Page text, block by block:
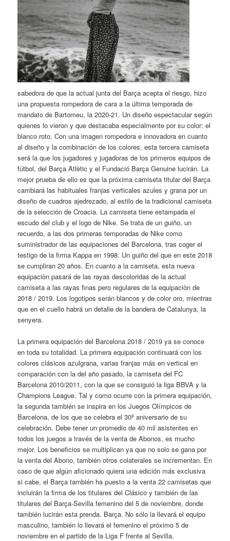
sabedora de que la actual junta del Barça acepta el riesgo, hizo
una propuesta rompedora de cara a la última temporada de
mandato de Bartomeu, la 2020-21. Un diseño espectacular según
quienes lo vieron y que destacaba especialmente por su color: el
blanco roto. Con una imagen rompedora e innovadora en cuanto
al diseño y la combinación de los colores, esta tercera camiseta
será la que los jugadores y jugadoras de los primeros equipos de
fútbol, del Barça Atlètic y el Fundació Barça Genuine lucirán. La
mejor prueba de ello es que la próxima camiseta titular del Barça
cambiará las habituales franjas verticales azules y grana por un
diseño de cuadros ajedrezado, al estilo de la tradicional camiseta
de la selección de Croacia. La camiseta tiene estampada el
escudo del club y el logo de Nike. Se trata de un guiño, un
recuerdo, a las dos primeras temporadas de Nike como
suministrador de las equipaciones del Barcelona, tras coger el
testigo de la firma Kappa en 1998. Un guiño del que en este 2018
se cumpliran 20 años. En cuanto a la camiseta, esta nueva
equipaciòn pasará de las rayas descoloridas de la actual
camiseta a las rayas finas pero regulares de la equipaciòn de
2018 / 2019. Los logotipos serán blancos y de color oro, mientras
que en el cuello habrá un detalle de la bandera de Catalunya, la
senyera.
La primera equipación del Barcelona 2018 / 2019 ya se conoce
en toda su totalidad. La primera equipación continuará con los
colores clásicos azulgrana, varias franjas más en vertical en
comparación con la del año pasado, la camiseta del FC
Barcelona 2010/2011, con la que se consiguió la liga BBVA y la
Champions League. Tal y como ocurre con la primera equipación,
la segunda también se inspira en los Juegos Olímpicos de
Barcelona, de los que se celebra el 30º aniversario de su
celebración. Debe tener un promedio de 40 mil asistentes en
todos los juegos a través de la venta de Abonos, es mucho
mejor. Los beneficios se multiplican ya que no solo se gana por
la venta del Abono, también otros colaterales se incrementan. En
caso de que algún aficionado quiera una edición más exclusiva
si cabe, el Barça también ha puesto a la venta 22 camisetas que
incluirán la firma de los titulares del Clásico y también de las
titulares del Barça-Sevilla femenino del 5 de noviembre, donde
también lucirán esta prenda. Barça. No sólo la llevará el equipo
masculino, también lo llevará el femenino el próximo 5 de
noviembre en el partido de la Liga F frente al Sevilla.